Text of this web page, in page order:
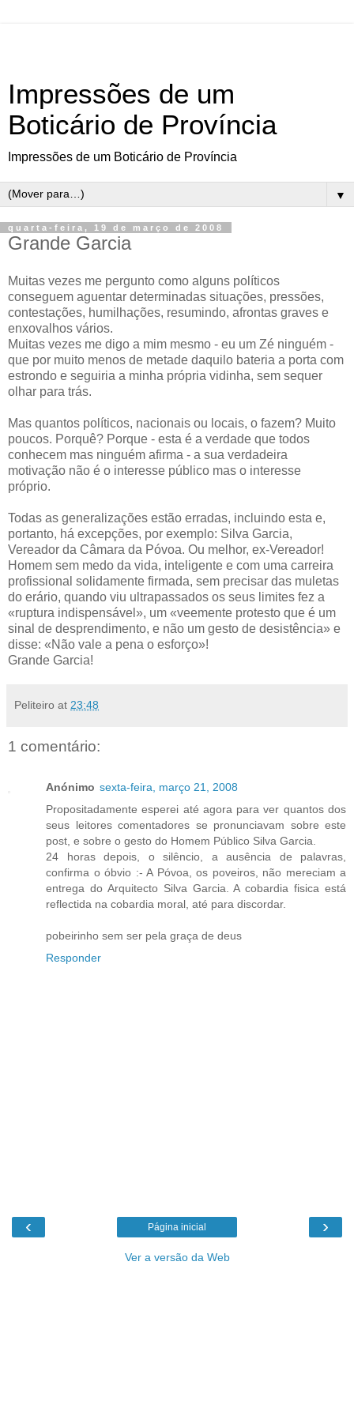
Impressões de um
Boticário de Província
Impressões de um Boticário de Província
▼
quarta-feira, 19 de março de 2008
Grande Garcia
Muitas vezes me pergunto como alguns políticos
conseguem aguentar determinadas situações, pressões,
contestações, humilhações, resumindo, afrontas graves e
enxovalhos vários.
Muitas vezes me digo a mim mesmo - eu um Zé ninguém -
que por muito menos de metade daquilo bateria a porta com
estrondo e seguiria a minha própria vidinha, sem sequer
olhar para trás.
Mas quantos políticos, nacionais ou locais, o fazem? Muito
poucos. Porquê? Porque - esta é a verdade que todos
conhecem mas ninguém afirma - a sua verdadeira
motivação não é o interesse público mas o interesse
próprio.
Todas as generalizações estão erradas, incluindo esta e,
portanto, há excepções, por exemplo: Silva Garcia,
Vereador da Câmara da Póvoa. Ou melhor, ex-Vereador!
Homem sem medo da vida, inteligente e com uma carreira
profissional solidamente firmada, sem precisar das muletas
do erário, quando viu ultrapassados os seus limites fez a
«ruptura indispensável», um «veemente protesto que é um
sinal de desprendimento, e não um gesto de desistência» e
disse: «Não vale a pena o esforço»!
Grande Garcia!
Peliteiro at 23:48
1 comentário:
Anónimo sexta-feira, março 21, 2008
Propositadamente esperei até agora para ver quantos dos
seus leitores comentadores se pronunciavam sobre este
post, e sobre o gesto do Homem Público Silva Garcia.
24 horas depois, o silêncio, a ausência de palavras,
confirma o óbvio :- A Póvoa, os poveiros, não mereciam a
entrega do Arquitecto Silva Garcia. A cobardia fisica está
reflectida na cobardia moral, até para discordar.
pobeirinho sem ser pela graça de deus
Responder
‹ ›
Página inicial
Ver a versão da Web